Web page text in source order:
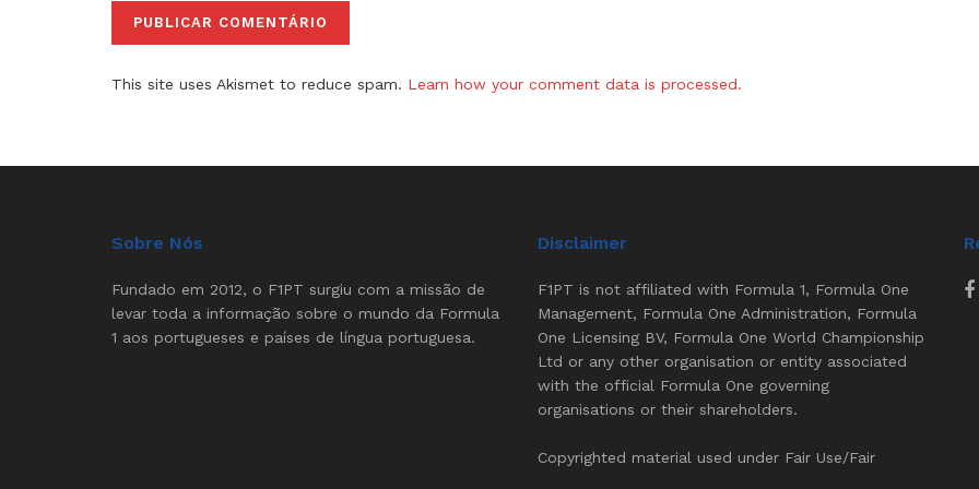
This site uses Akismet to reduce spam. Learn how your comment data is processed.
Sobre Nós
Fundado em 2012, o F1PT surgiu com a missão de
levar toda a informação sobre o mundo da Formula
1 aos portugueses e países de língua portuguesa.
Disclaimer
F1PT is not affiliated with Formula 1, Formula One
Management, Formula One Administration, Formula
One Licensing BV, Formula One World Championship
Ltd or any other organisation or entity associated
with the official Formula One governing
organisations or their shareholders.
Copyrighted material used under Fair Use/Fair